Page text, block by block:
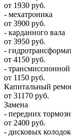
от 1930 руб.
- мехатроника
от 3900 руб.
- карданного вала
от 3950 руб.
-
от 4150 руб.
-
от 1150 руб.
Капитальный
от 31170 руб.
Замена
- передних
от 2400 руб.
- дисковых колодок